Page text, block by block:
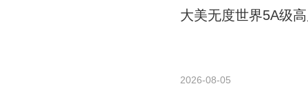
大美无度世界5A级
2026-08-05